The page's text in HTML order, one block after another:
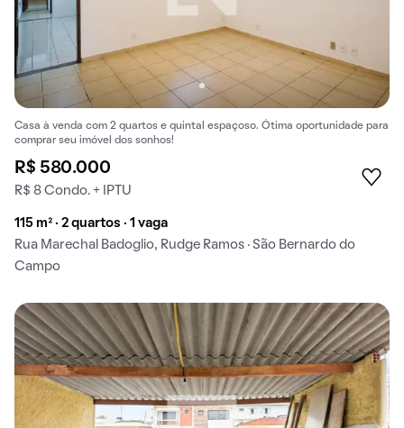
Casa à venda com 2 quartos e quintal espaçoso. Ótima oportunidade para
comprar seu imóvel dos sonhos!
R$ 580.000
R$ 8 Condo. + IPTU
115 m² · 2 quartos · 1 vaga
Rua Marechal Badoglio, Rudge Ramos · São Bernardo do
Campo